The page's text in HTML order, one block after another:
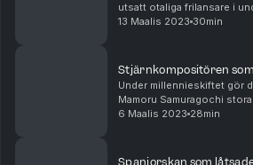
utsatt otaliga frilansare i
och filmindustrin för
13 Maalis 2023 30min
Stjärnkompositören
Under millennieskiftet gör
Mamoru Samuragochi
nämligen otroligt dramatisk
6 Maalis 2023 28min
Spanjorskan som